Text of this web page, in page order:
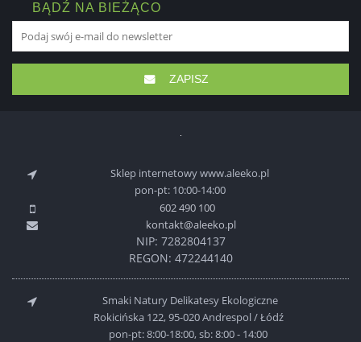
BĄDŹ NA BIEŻĄCO
ZAPISZ
Sklep internetowy www.aleeko.pl
pon-pt: 10:00-14:00
602 490 100
kontakt@aleeko.pl
NIP: 7282804137
REGON: 472244140
Smaki Natury Delikatesy Ekologiczne
Rokicińska 122, 95-020 Andrespol / Łódź
pon-pt: 8:00-18:00, sb: 8:00 - 14:00